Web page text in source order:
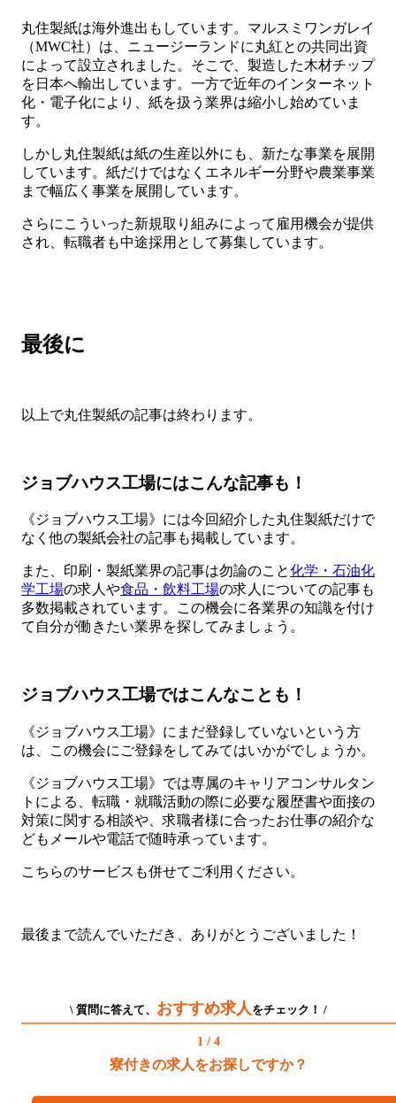
丸住製紙は海外進出もしています。マルスミワンガレイ
（MWC社）は、ニュージーランドに丸紅との共同出資
によって設立されました。そこで、製造した木材チップ
を日本へ輸出しています。一方で近年のインターネット
化・電子化により、紙を扱う業界は縮小し始めていま
す。
しかし丸住製紙は紙の生産以外にも、新たな事業を展開
しています。紙だけではなくエネルギー分野や農業事業
まで幅広く事業を展開しています。
さらにこういった新規取り組みによって雇用機会が提供
され、転職者も中途採用として募集しています。
最後に
以上で丸住製紙の記事は終わります。
ジョブハウス工場にはこんな記事も！
《ジョブハウス工場》には今回紹介した丸住製紙だけで
なく他の製紙会社の記事も掲載しています。
また、印刷・製紙業界の記事は勿論のこと化学・石油化
学工場の求人や食品・飲料工場の求人についての記事も
多数掲載されています。この機会に各業界の知識を付け
て自分が働きたい業界を探してみましょう。
ジョブハウス工場ではこんなことも！
《ジョブハウス工場》にまだ登録していないという方
は、この機会にご登録をしてみてはいかがでしょうか。
《ジョブハウス工場》では専属のキャリアコンサルタン
トによる、転職・就職活動の際に必要な履歴書や面接の
対策に関する相談や、求職者様に合ったお仕事の紹介な
どもメールや電話で随時承っています。
こちらのサービスも併せてご利用ください。
最後まで読んでいただき、ありがとうございました！
\ 質問に答えて、 おすすめ求人 をチェック！ /
1 / 4
寮付きの求人をお探しですか？